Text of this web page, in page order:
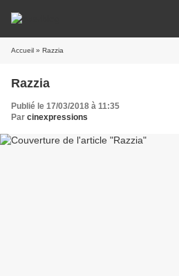
Accueil » Razzia
Razzia
Publié le 17/03/2018 à 11:35
Par cinexpressions